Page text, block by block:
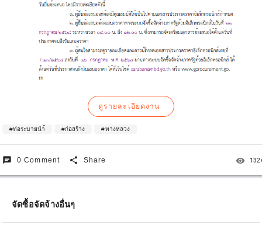
ดูรายละเอียดงาน
#ท่อระบายนำ้ #ก่อสร้าง #ทางหลวง
chat 0 Comment share Share remove_red_eye
จัดซื้อจัดจ้างอื่นๆ